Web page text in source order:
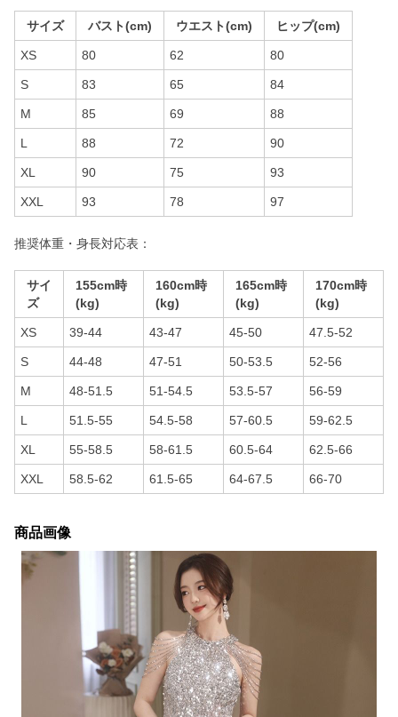
サイズ バスト(cm) ウエスト(cm) ヒップ(cm)
XS 80 62 80
S 83 65 84
M 85 69 88
L 88 72 90
XL 90 75 93
XXL 93 78 97
推奨体重・身長対応表：
サイ
ズ
155cm時
(kg)
160cm時
(kg)
165cm時
(kg)
170cm時
(kg)
XS 39-44 43-47 45-50 47.5-52
S 44-48 47-51 50-53.5 52-56
M 48-51.5 51-54.5 53.5-57 56-59
L 51.5-55 54.5-58 57-60.5 59-62.5
XL 55-58.5 58-61.5 60.5-64 62.5-66
XXL 58.5-62 61.5-65 64-67.5 66-70
商品画像